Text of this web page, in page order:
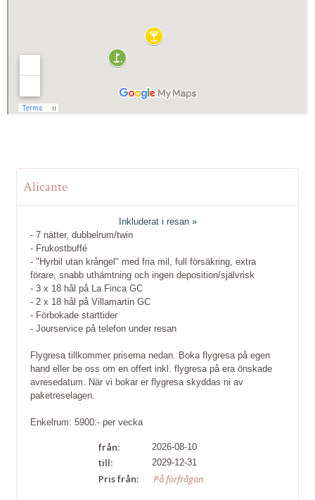
Alicante
Inkluderat i resan »
- 7 nätter, dubbelrum/twin
- Frukostbuffé
- "Hyrbil utan krångel" med fria mil, full försäkring, extra
förare, snabb uthämtning och ingen deposition/självrisk
- 3 x 18 hål på La Finca GC
- 2 x 18 hål på Villamartin GC
- Förbokade starttider
- Jourservice på telefon under resan
Flygresa tillkommer priserna nedan. Boka flygresa på egen
hand eller be oss om en offert inkl. flygresa på era önskade
avresedatum. När vi bokar er flygresa skyddas ni av
paketreselagen.
Enkelrum: 5900:- per vecka
från: 2026-08-10
till: 2029-12-31
Pris från: På förfrågan